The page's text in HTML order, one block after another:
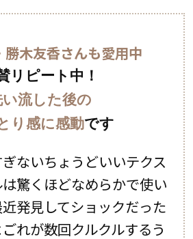
勝木友香さんも愛用中
リピート中！
い流した後の
り感に感動です
ないちょうどいいテクス
驚くほどなめらかで使い
発見してショックだった
れが数回クルクルするう